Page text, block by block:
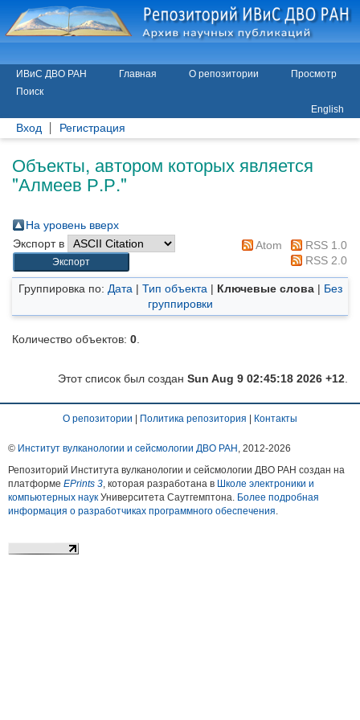
ИВиС ДВО РАН Главная О репозитории
Просмотр
Поиск
English
Вход Регистрация
Объекты, автором которых является
"Алмеев Р.Р."
На уровень вверх
Экспорт в
Atom
RSS 1.0
RSS 2.0
Группировка по: Дата | Тип объекта | Ключевые слова| Без
группировки
Количество объектов: 0
Этот список был создан Sun Aug 9 02:45:18 2026 +12
О репозитории Политика репозитория Контакты
© Институт вулканологии и сейсмологии ДВО РАН , 2012-2026
Репозиторий Института вулканологии и сейсмологии ДВО РАН создан на
платформе EPrints 3, которая разработана в Школе электроники и
компьютерных наук Университета Саутгемптона. Более подробная
информация о разработчиках программного обеспечения.